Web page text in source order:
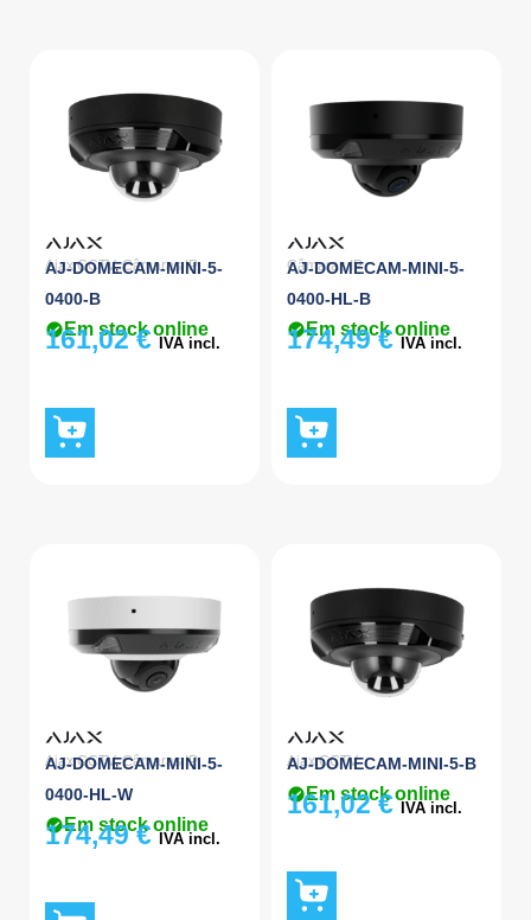
Ajax CCTV,Câmaras IP
AJ-DOMECAM-MINI-5-
0400-B
Em stock online
161,02€ IVA incl.
Câmaras IP
AJ-DOMECAM-MINI-5-
0400-HL-B
Em stock online
174,49€ IVA incl.
Ajax CCTV,Câmaras IP
AJ-DOMECAM-MINI-5-
0400-HL-W
Em stock online
174,49€ IVA incl.
Ajax CCTV
AJ-DOMECAM-MINI-5-B
Em stock online
161,02€ IVA incl.